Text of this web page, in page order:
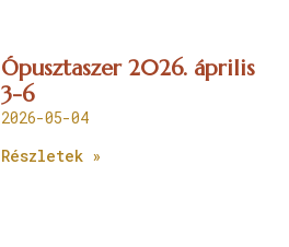
Ópusztaszer 2026. április
3-6
2026-05-04
Részletek »